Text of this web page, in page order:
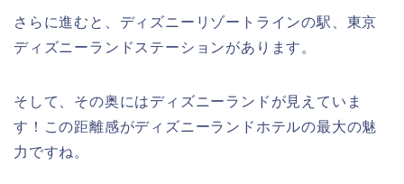
さらに進むと、ディズニーリゾートラインの駅、東京
ディズニーランドステーションがあります。
そして、その奥にはディズニーランドが見えていま
す！この距離感がディズニーランドホテルの最大の魅
力ですね。